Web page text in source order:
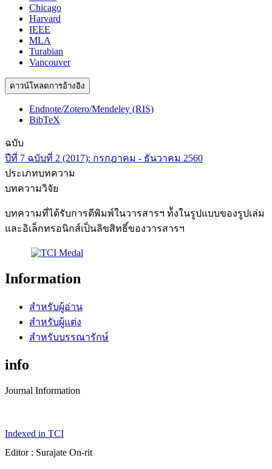
Chicago
Harvard
IEEE
MLA
Turabian
Vancouver
ดาวน์โหลดการอ้างอิง
Endnote/Zotero/Mendeley (RIS)
BibTeX
ฉบับ
ปีที่ 7 ฉบับที่ 2 (2017): กรกฎาคม - ธันวาคม 2560
ประเภทบทความ
บทความวิจัย
บทความที่ได้รับการตีพิมพ์ในวารสารฯ ท้ังในรูปแบบของรูปเล่ม
และอิเล็กทรอนิกส์เป็นลิขสิทธิ์ของวารสารฯ
Information
สำหรับผู้อ่าน
สำหรับผู้แต่ง
สำหรับบรรณารักษ์
info
Journal Information
Indexed in TCI
Editor : Surajate On-rit